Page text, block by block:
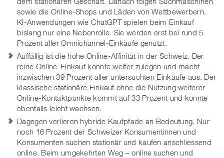
sowie die Online-Shops und Läden von Wettbewerbern.
KI-Anwendungen wie ChatGPT spielen beim Einkauf
bislang nur eine Nebenrolle. Sie werden erst bei rund 5
Prozent aller Omnichannel-Einkäufe genutzt.
Auffällig ist die hohe Online-Affinität in der Schweiz. Der
reine Online-Einkauf konnte weiter zulegen und macht
inzwischen 39 Prozent aller untersuchten Einkäufe aus. Der
klassische stationäre Einkauf ohne die Nutzung weiterer
Online-Kontaktpunkte kommt auf 33 Prozent und konnte
ebenfalls leicht wachsen.
Dagegen verlieren hybride Kaufpfade an Bedeutung. Nur
noch 16 Prozent der Schweizer Konsumentinnen und
Konsumenten suchen stationär und kaufen anschliessend
online. Beim umgekehrten Weg – online suchen und